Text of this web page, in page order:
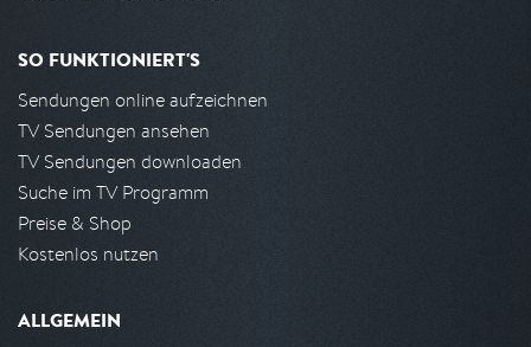
SO FUNKTIONIERT'S
Sendungen online aufzeichnen
TV Sendungen ansehen
TV Sendungen downloaden
Suche im TV Programm
Preise & Shop
Kostenlos nutzen
ALLGEMEIN